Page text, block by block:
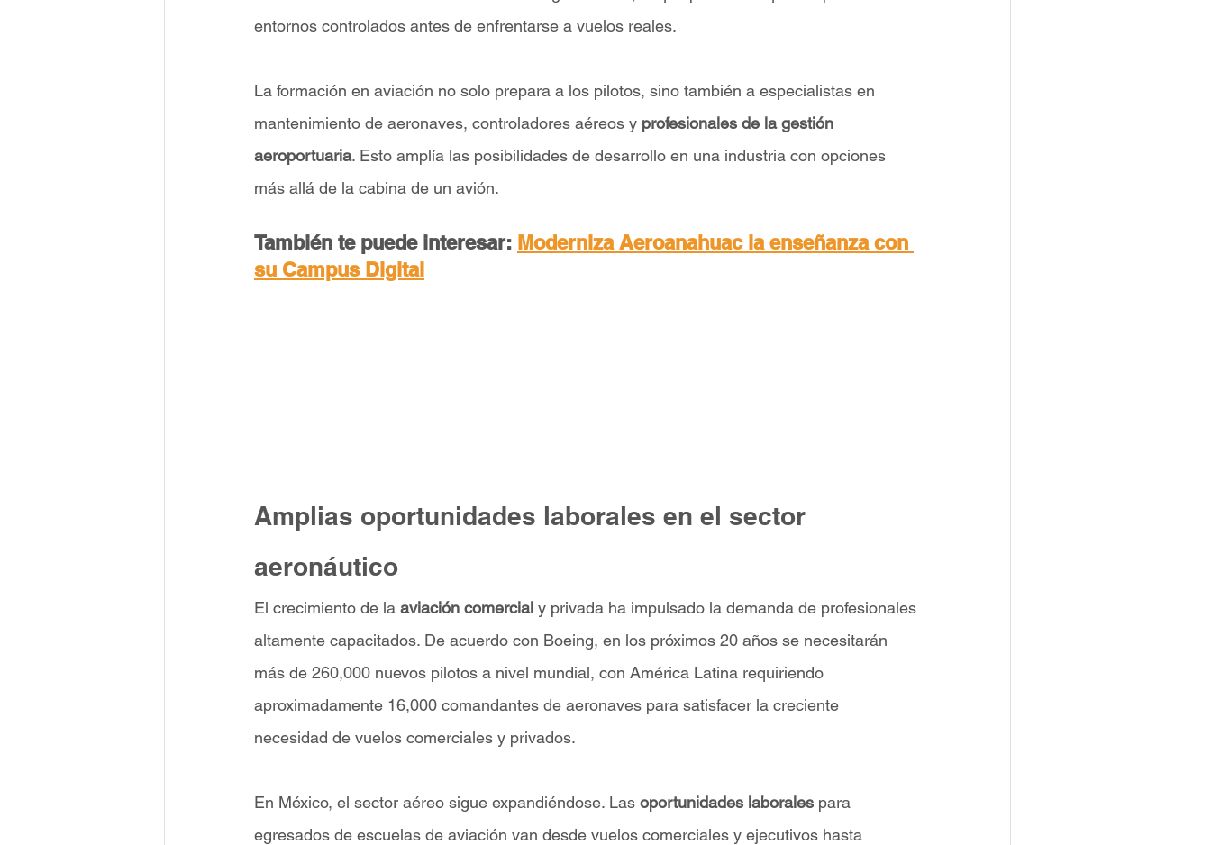
entornos controlados antes de enfrentarse a vuelos reales.
La formación en aviación no solo prepara a los pilotos, sino también a especialistas en
mantenimiento de aeronaves, controladores aéreos y profesionales de la gestión
aeroportuaria. Esto amplía las posibilidades de desarrollo en una industria con opciones
más allá de la cabina de un avión.
También te puede interesar: Moderniza Aeroanahuac la enseñanza con
su Campus Digital
Amplias oportunidades laborales en el sector
aeronáutico
El crecimiento de la aviación comercial y privada ha impulsado la demanda de profesionales
altamente capacitados. De acuerdo con Boeing, en los próximos 20 años se necesitarán
más de 260,000 nuevos pilotos a nivel mundial, con América Latina requiriendo
aproximadamente 16,000 comandantes de aeronaves para satisfacer la creciente
necesidad de vuelos comerciales y privados.
En México, el sector aéreo sigue expandiéndose. Las oportunidades laborales para
egresados de escuelas de aviación van desde vuelos comerciales y ejecutivos hasta